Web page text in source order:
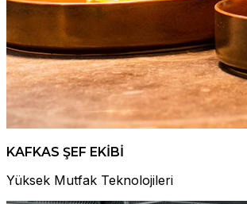
KAFKAS ŞEF EKİBİ
Yüksek Mutfak Teknolojileri